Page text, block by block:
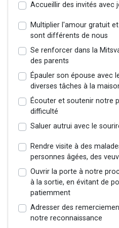
Accueillir des invités avec
Multiplier l'amour gratuit
sont différents de nous
Se renforcer dans la
des parents
Épauler son épouse avec
diverses tâches à la
Écouter et soutenir notre
difficulté
Saluer autrui avec le
Rendre visite à des
personnes âgées, des
Ouvrir la porte à notre
à la sortie, en évitant de
patiemment
Adresser des
notre reconnaissance